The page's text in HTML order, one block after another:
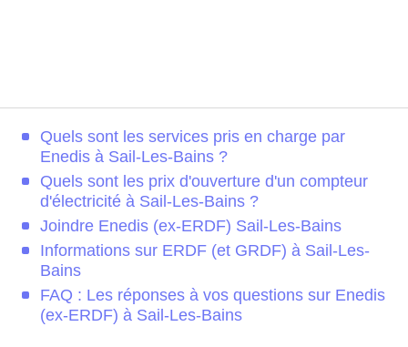
Quels sont les services pris en charge par
Enedis à Sail-Les-Bains ?
Quels sont les prix d'ouverture d'un compteur
d'électricité à Sail-Les-Bains ?
Joindre Enedis (ex-ERDF) Sail-Les-Bains
Informations sur ERDF (et GRDF) à Sail-Les-
Bains
FAQ : Les réponses à vos questions sur Enedis
(ex-ERDF) à Sail-Les-Bains